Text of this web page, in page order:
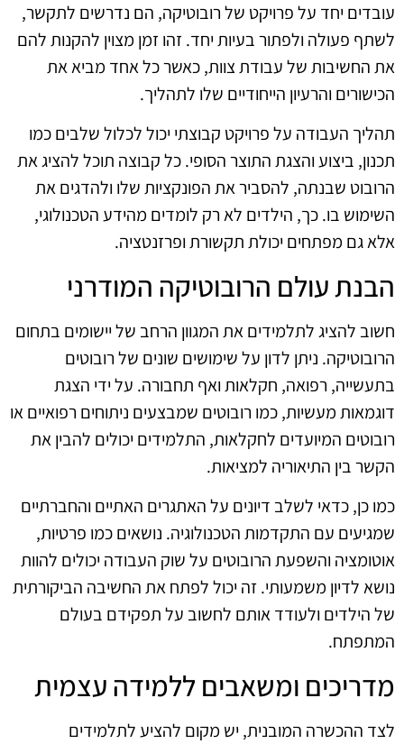
עובדים יחד על פרויקט של רובוטיקה, הם נדרשים לתקשר,
לשתף פעולה ולפתור בעיות יחד. זהו זמן מצוין להקנות להם
את החשיבות של עבודת צוות, כאשר כל אחד מביא את
הכישורים והרעיון הייחודיים שלו לתהליך.
תהליך העבודה על פרויקט קבוצתי יכול לכלול שלבים כמו
תכנון, ביצוע והצגת התוצר הסופי. כל קבוצה תוכל להציג את
הרובוט שבנתה, להסביר את הפונקציות שלו ולהדגים את
השימוש בו. כך, הילדים לא רק לומדים מהידע הטכנולוגי,
אלא גם מפתחים יכולת תקשורת ופרזנטציה.
הבנת עולם הרובוטיקה המודרני
חשוב להציג לתלמידים את המגוון הרחב של יישומים בתחום
הרובוטיקה. ניתן לדון על שימושים שונים של רובוטים
בתעשייה, רפואה, חקלאות ואף תחבורה. על ידי הצגת
דוגמאות מעשיות, כמו רובוטים שמבצעים ניתוחים רפואיים או
רובוטים המיועדים לחקלאות, התלמידים יכולים להבין את
הקשר בין התיאוריה למציאות.
כמו כן, כדאי לשלב דיונים על האתגרים האתיים והחברתיים
שמגיעים עם התקדמות הטכנולוגיה. נושאים כמו פרטיות,
אוטומציה והשפעת הרובוטים על שוק העבודה יכולים להוות
נושא לדיון משמעותי. זה יכול לפתח את החשיבה הביקורתית
של הילדים ולעודד אותם לחשוב על תפקידם בעולם
המתפתח.
מדריכים ומשאבים ללמידה עצמית
לצד ההכשרה המובנית, יש מקום להציע לתלמידים